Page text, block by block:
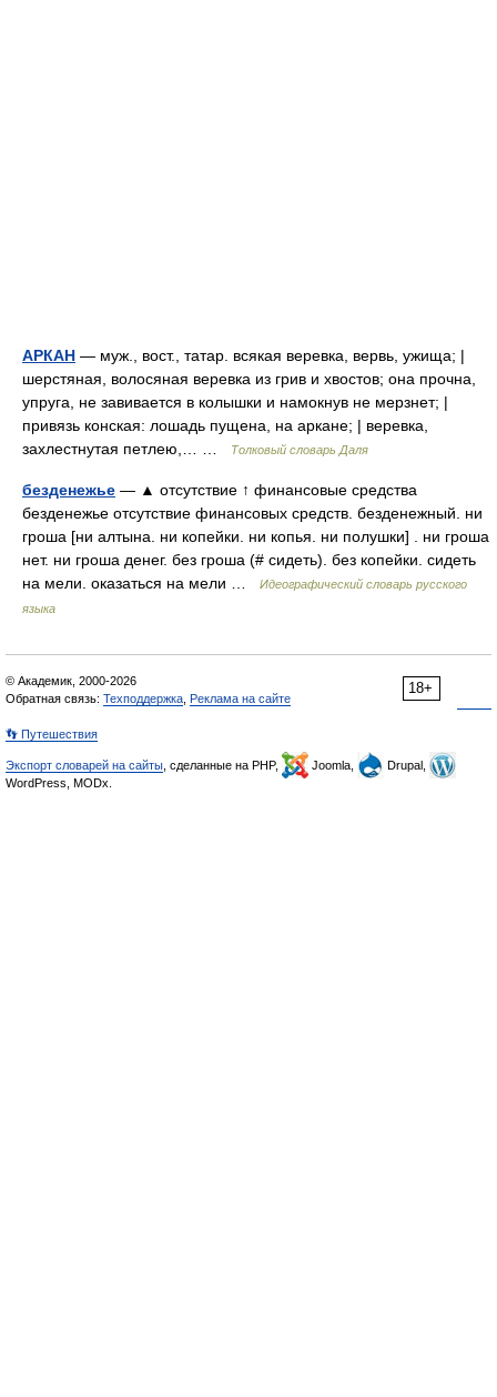
АРКАН — муж., вост., татар. всякая веревка, вервь, ужища; |
шерстяная, волосяная веревка из грив и хвостов; она прочна,
упруга, не завивается в колышки и намокнув не мерзнет; |
привязь конская: лошадь пущена, на аркане; | веревка,
захлестнутая петлею,… …
Толковый словарь Даля
безденежье — ▲ отсутствие ↑ финансовые средства
безденежье отсутствие финансовых средств. безденежный. ни
гроша [ни алтына. ни копейки. ни копья. ни полушки] . ни гроша
нет. ни гроша денег. без гроша (# сидеть). без копейки. сидеть
на мели. оказаться на мели …
Идеографический словарь русского
языка
18+
© Академик, 2000-2026
Обратная связь: Техподдержка Реклама на сайте
👣 Путешествия
Экспорт словарей на сайты , сделанные на PHP, Joomla,
Drupal,
WordPress, MODx.